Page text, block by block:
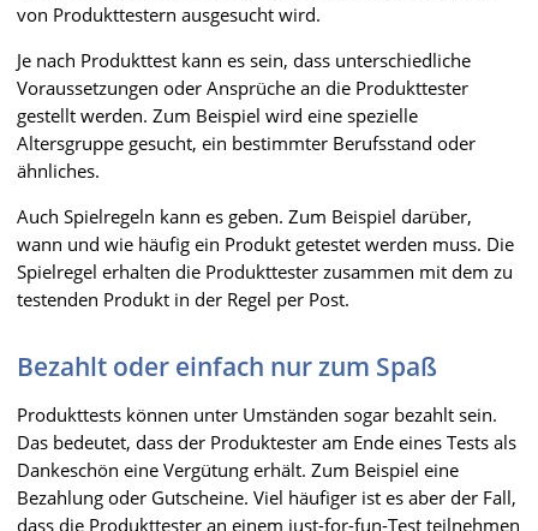
von Produkttestern ausgesucht wird.
Je nach Produkttest kann es sein, dass unterschiedliche
Voraussetzungen oder Ansprüche an die Produkttester
gestellt werden. Zum Beispiel wird eine spezielle
Altersgruppe gesucht, ein bestimmter Berufsstand oder
ähnliches.
Auch Spielregeln kann es geben. Zum Beispiel darüber,
wann und wie häufig ein Produkt getestet werden muss. Die
Spielregel erhalten die Produkttester zusammen mit dem zu
testenden Produkt in der Regel per Post.
Bezahlt oder einfach nur zum Spaß
Produkttests können unter Umständen sogar bezahlt sein.
Das bedeutet, dass der Produktester am Ende eines Tests als
Dankeschön eine Vergütung erhält. Zum Beispiel eine
Bezahlung oder Gutscheine. Viel häufiger ist es aber der Fall,
dass die Produkttester an einem just-for-fun-Test teilnehmen